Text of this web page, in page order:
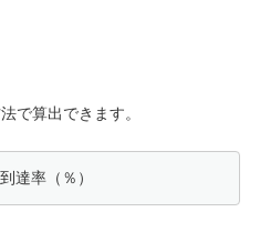
で算出できます。
達率（％）